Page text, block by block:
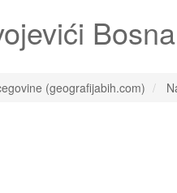
(geografijabih.com)